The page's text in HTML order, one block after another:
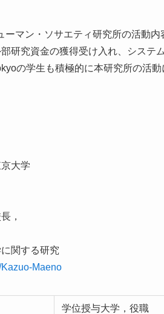
ーマン・ソサエティ研究所の活動
研究資金の獲得受け入れ、システ
の学生も積極的に本研究所の活動
大学
，
関する研究
Maeno
学位授与大学，役職